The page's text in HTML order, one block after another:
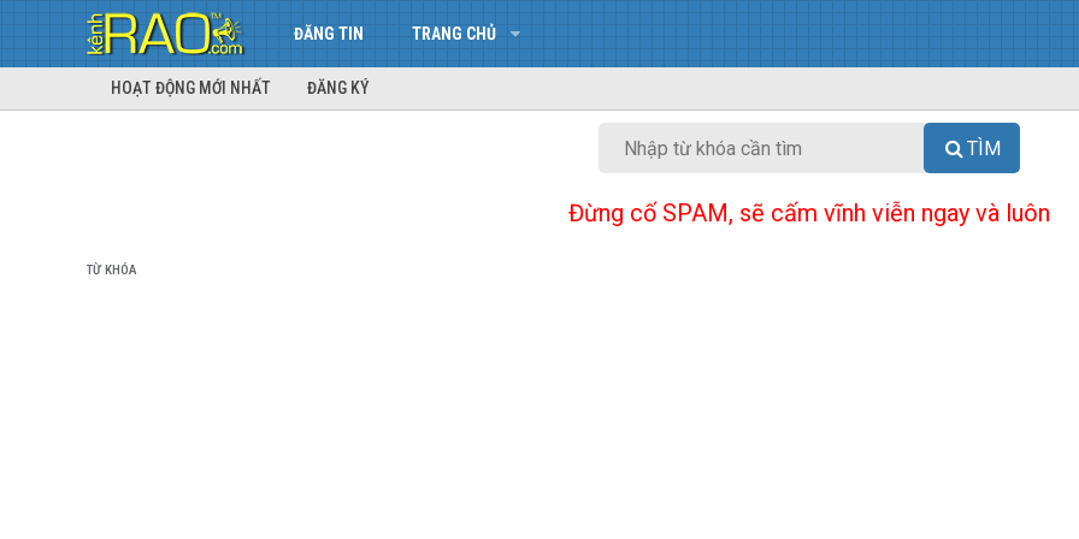
ĐĂNG TIN TRANG CHỦ
HOẠT ĐỘNG MỚI NHẤT ĐĂNG KÝ
TÌM
Đừng cố SPAM, sẽ cấm vĩnh viễn ngay và luôn
TỪ KHÓA